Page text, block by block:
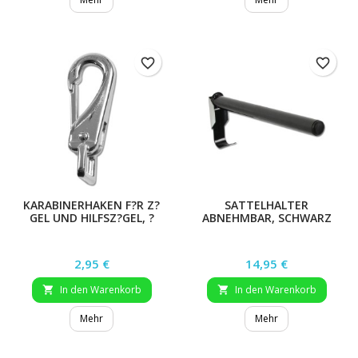
KARABINERHAKEN F?R Z?
GEL UND HILFSZ?GEL, ?
Preis
2,95 €
 In den Warenkorb
Mehr
favorite_border
SATTELHALTER
ABNEHMBAR, SCHWARZ
Preis
14,95 €
 In den Warenkorb
Mehr
favorite_border